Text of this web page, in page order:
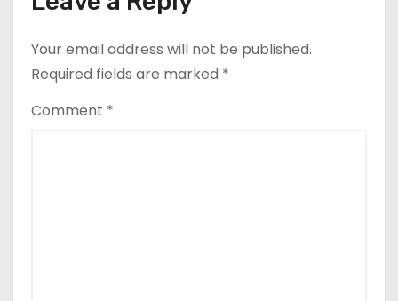
Your email address will not be published.
Required fields are marked *
Comment *